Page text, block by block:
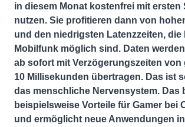
in diesem Monat kostenfrei mit ersten
nutzen. Sie profitieren dann von
und den niedrigsten Latenzzeiten, die
Mobilfunk möglich sind. Daten
ab sofort mit Verzögerungszeiten von
10 Millisekunden übertragen. Das ist
das menschliche Nervensystem. Das
beispielsweise Vorteile für Gamer bei
und ermöglicht neue Anwendungen